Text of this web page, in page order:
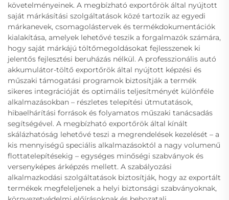
követelményeinek. A megbízható exportőrök által nyújtott
saját márkásítási szolgáltatások közé tartozik az egyedi
márkanevek, csomagolástervek és termékdokumentációk
kialakítása, amelyek lehetővé teszik a forgalmazók számára,
hogy saját márkájú töltőmegoldásokat fejlesszenek ki
jelentős fejlesztési beruházás nélkül. A professzionális autó
akkumulátor-töltő exportőrök által nyújtott képzési és
műszaki támogatási programok biztosítják a termék
sikeres integrációját és optimális teljesítményét különféle
alkalmazásokban – részletes telepítési útmutatások,
hibaelhárítási források és folyamatos műszaki tanácsadás
segítségével. A megbízható exportőrök által kínált
skálázhatóság lehetővé teszi a megrendelések kezelését – a
kis mennyiségű speciális alkalmazásoktól a nagy volumenű
flottatelepítésekig – egységes minőségi szabványok és
versenyképes árképzés mellett. A szabályozási
alkalmazkodási szolgáltatások biztosítják, hogy az exportált
termékek megfeleljenek a helyi biztonsági szabványoknak,